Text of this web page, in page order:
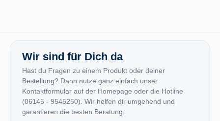
Wir sind für Dich da
Hast du Fragen zu einem Produkt oder deiner
Bestellung? Dann nutze ganz einfach unser
Kontaktformular auf der Homepage oder die Hotline
(06145 - 9545250). Wir helfen dir umgehend und
garantieren die besten Beratung.